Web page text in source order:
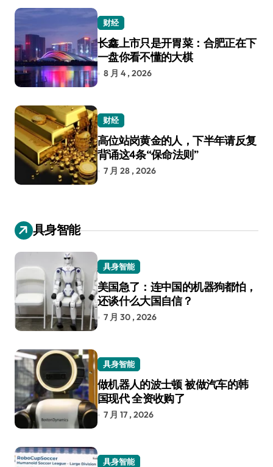
财经
长鑫上市只是开胃菜：合肥正在下
一盘你看不懂的大棋
8 月 4 , 2026
财经
高位站岗黄金的人，下半年请反复
背诵这4条“保命法则”
7 月 28 , 2026
具身智能
具身智能
美国急了：连中国的机器狗都怕，
还谈什么大国自信？
7 月 30 , 2026
具身智能
做机器人的波士顿 被做汽车的韩
国现代 全资收购了
7 月 17 , 2026
具身智能